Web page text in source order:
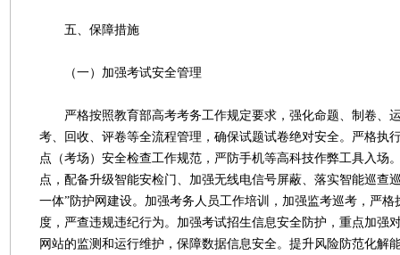
五、保障措施
（一）加强考试安全管理
严格按照教育部高考考务工作规定要求，强化命题、制卷、
考、回收、评卷等全流程管理，确保试题试卷绝对安全。严格执
点（考场）安全检查工作规范，严防手机等高科技作弊工具入场
点，配备升级智能安检门、加强无线电信号屏蔽、落实智能巡查
一体”防护网建设。加强考务人员工作培训，加强监考巡考，严格
度，严查违规违纪行为。加强考试招生信息安全防护，重点加强
网站的监测和运行维护，保障数据信息安全。提升风险防范化解